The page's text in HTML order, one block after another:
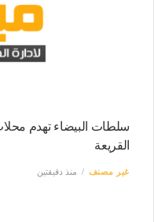
سلطات البيضاء تهدم
القريعة
غير مصنف منذ دقيقتين